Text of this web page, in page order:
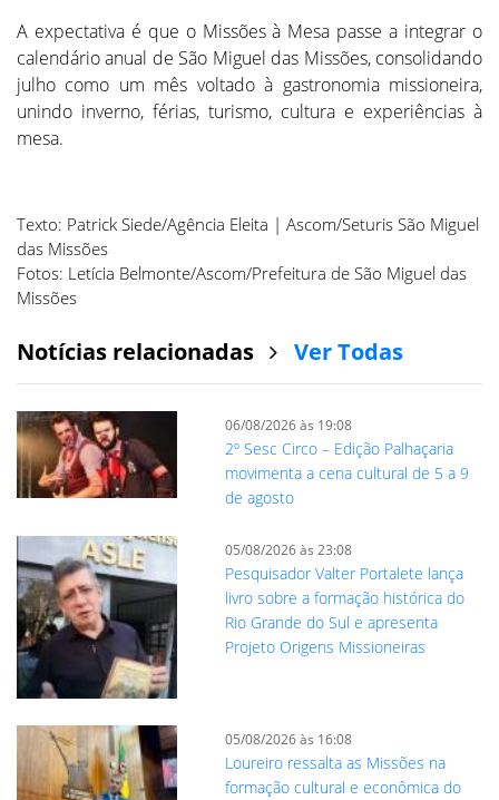
A expectativa é que o Missões à Mesa passe a integrar o
calendário anual de São Miguel das Missões, consolidando
julho como um mês voltado à gastronomia missioneira,
unindo inverno, férias, turismo, cultura e experiências à
mesa.
Texto: Patrick Siede/Agência Eleita | Ascom/Seturis São Miguel
das Missões
Fotos: Letícia Belmonte/Ascom/Prefeitura de São Miguel das
Missões
Notícias relacionadas Ver Todas
06/08/2026 às 19:08
2º Sesc Circo – Edição Palhaçaria
movimenta a cena cultural de 5 a 9
de agosto
05/08/2026 às 23:08
Pesquisador Valter Portalete lança
livro sobre a formação histórica do
Rio Grande do Sul e apresenta
Projeto Origens Missioneiras
05/08/2026 às 16:08
Loureiro ressalta as Missões na
formação cultural e econômica do